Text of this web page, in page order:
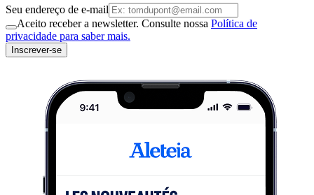
Seu endereço de e-mail
Aceito receber a newsletter. Consulte nossa Política de
privacidade para saber mais.
Inscrever-se